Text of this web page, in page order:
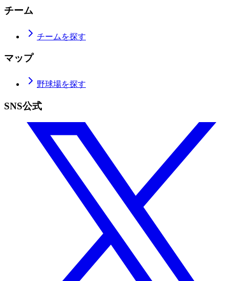
チーム
チームを探す
マップ
野球場を探す
SNS公式